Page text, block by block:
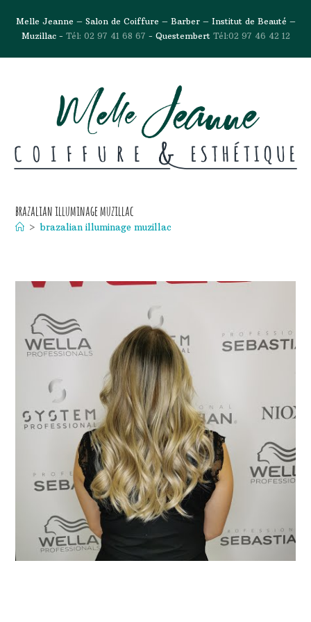
Melle Jeanne – Salon de Coiffure – Barber – Institut de Beauté –
Muzillac - Tél: 02 97 41 68 67 - Questembert Tél:02 97 46 42 12
brazalian illuminage muzillac
> brazalian illuminage muzillac